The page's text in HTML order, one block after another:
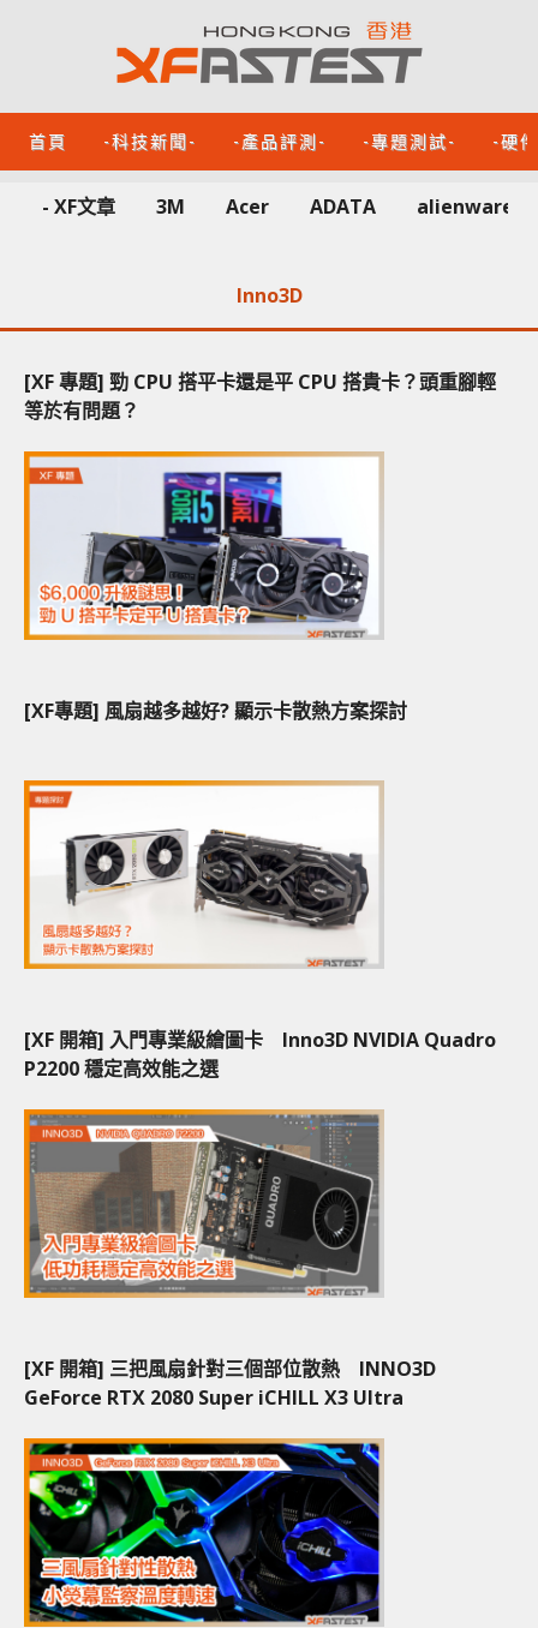
首頁 -科技新聞- -產品評測- -專題測試- -硬
- XF文章 3M Acer ADATA alienware
Inno3D
[XF 專題] 勁 CPU 搭平卡還是平 CPU 搭貴卡？頭重腳輕
等於有問題？
[XF專題] 風扇越多越好? 顯示卡散熱方案探討
[XF 開箱] 入門專業級繪圖卡 Inno3D NVIDIA Quadro
P2200 穩定高效能之選
[XF 開箱] 三把風扇針對三個部位散熱 INNO3D
GeForce RTX 2080 Super iCHILL X3 Ultra